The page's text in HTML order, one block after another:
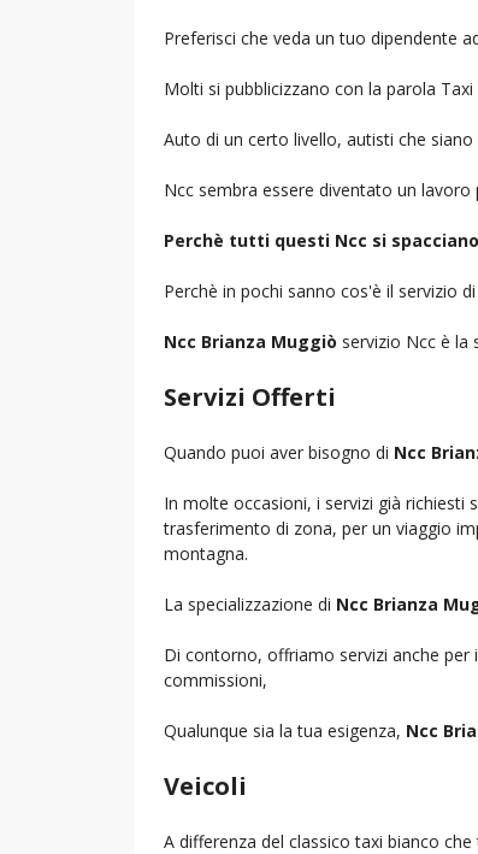
Preferisci che veda un tuo dipendente
Molti si pubblicizzano con la parola
Auto di un certo livello, autisti che
Ncc sembra essere diventato un
Perchè tutti questi Ncc si
Perchè in pochi sanno cos'è il servizio
Ncc Brianza Muggiò servizio Ncc è la
Servizi Offerti
Quando puoi aver bisogno di Ncc
In molte occasioni, i servizi già
trasferimento di zona, per un viaggio
montagna.
La specializzazione di Ncc Brianza
Di contorno, offriamo servizi anche per
commissioni,
Qualunque sia la tua esigenza, Ncc
Veicoli
A differenza del classico taxi bianco